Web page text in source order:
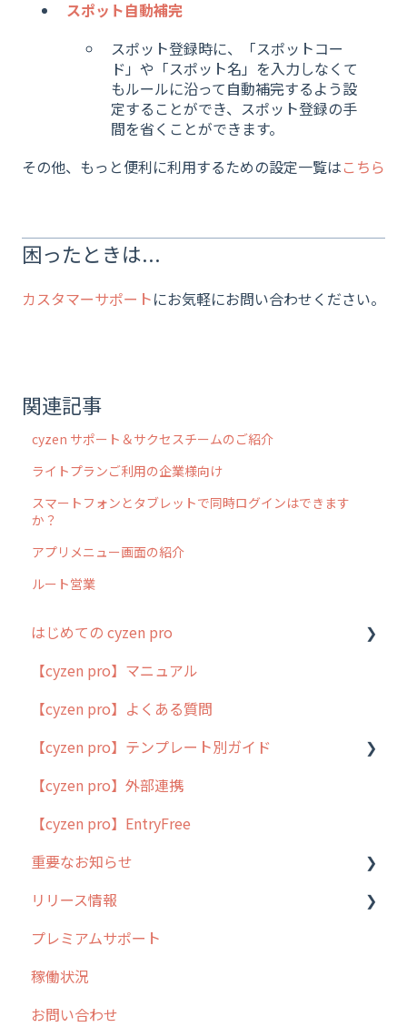
スポット自動補完
スポット登録時に、「スポットコー
ド」や「スポット名」を入力しなくて
もルールに沿って自動補完するよう設
定することができ、スポット登録の手
間を省くことができます。
その他、もっと便利に利用するための設定一覧はこちら
困ったときは...
カスタマーサポートにお気軽にお問い合わせください。
関連記事
cyzen サポート＆サクセスチームのご紹介
ライトプランご利用の企業様向け
スマートフォンとタブレットで同時ログインはできます
か？
アプリメニュー画面の紹介
ルート営業
はじめての cyzen pro
cyzen pro とは？
簡易マニュアル
cyzen proの位置情報取得について
用語集
よくある質問
【cyzen pro】マニュアル
【cyzen pro】よくある質問
【cyzen pro】テンプレート別ガイド
ポスティング
ラウンダー
メンテナンス
外廻り営業
清掃
不動産
【cyzen pro】外部連携
【cyzen pro】EntryFree
重要なお知らせ
過去の重要なお知らせ
障害情報
リリース情報
リリース
2026年のリリース情報
2025年のリリース情報
プレミアムサポート
稼働状況
お問い合わせ